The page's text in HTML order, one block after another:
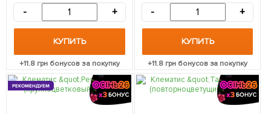
- +
КУПИТЬ
+11.8 грн бонусов за покупку
- +
КУПИТЬ
+11.8грн бонусов за покупку
РЕКОМЕНДУЕМ